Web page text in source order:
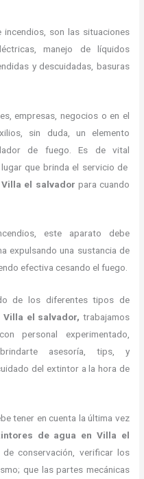
son las situaciones
manejo de líquidos
y descuidadas, basuras
empresas, negocios o en el
sin duda, un elemento
de fuego. Es de vital
que brinda el servicio de
el salvador para cuando
este aparato debe
expulsando una sustancia de
efectiva cesando el fuego.
de los diferentes tipos de
el salvador, trabajamos
personal experimentado,
asesoría, tips, y
del extintor a la hora de
tener en cuenta la última vez
de agua en Villa el
conservación, verificar los
que las partes mecánicas